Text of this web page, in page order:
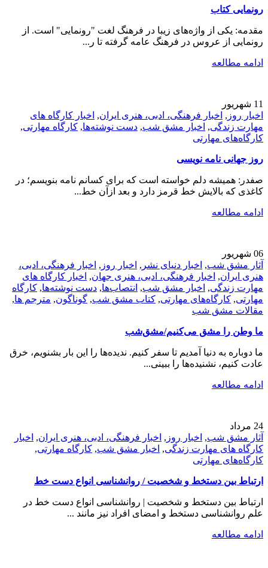
رونمایی کتاب
مقدمه: یکی از واژه‌های زیبا در فرهنگ لغت "رونمایی" است. از
رونمایی از عروس در فرهنگ عامه گرفته تا ر...
ادامه مطالعه
11 شهریور
اخبار روز , اخبار فرهنگی، ادبی، هنری ایران, اخبار کارگاه های
مهارت زندگی, اخبار مشق شب, دست نوشته‌ها, کارگاه مهارتی,
کارگاه‌های مهارتی
روز جهانی نامه نویسی
صفدر: همیشه دلم خواسته است که برای کسانم نامه بنویسم؛ در
کاغذی که بالایش خط قرمز دارد و بعد ازآن خط...
ادامه مطالعه
06 شهریور
آثار مشق شب, اخبار دنیای نشر , اخبار روز , اخبار فرهنگی، ادبی،
هنری ایران, اخبار فرهنگی، ادبی، هنری جهان, اخبار کارگاه های
مهارت زندگی, اخبار مشق شب, انتصاب‌ها, دست نوشته‌ها, کارگاه
مهارتی, کارگاه‌های مهارتی, کتاب مشق شب, گوناگون, مترجم ها,
مقالات مشق شب
ما وطن را مشق می‌کنیم/مشق‌شب
ما دوباره به دنیا آمدیم تا سفر کنیم. ندیده‌ها را این بار بشنویم، خرق
عادت کنیم، نشنیده‌ها را ببینی...
ادامه مطالعه
24 مرداد
آثار مشق شب, اخبار روز , اخبار فرهنگی، ادبی، هنری ایران, اخبار
کارگاه های مهارت زندگی, اخبار مشق شب, کارگاه مهارتی,
کارگاه‌های مهارتی
ارتباط بین دستخط و شخصیت / روانشناسی انواع دست خط
ارتباط بین دستخط و شخصیت | روانشناسی انواع دست خط در
علم روانشناسی دستخط و امضای افراد نیز مانند ...
ادامه مطالعه